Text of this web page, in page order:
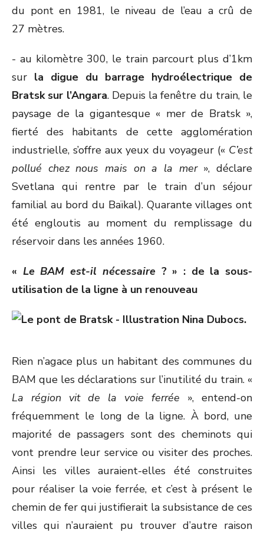
du pont en 1981, le niveau de l’eau a crû de
27 mètres.
- au kilomètre 300, le train parcourt plus d’1km
sur la digue du barrage hydroélectrique de
Bratsk sur l’Angara. Depuis la fenêtre du train, le
paysage de la gigantesque « mer de Bratsk »,
fierté des habitants de cette agglomération
industrielle, s’offre aux yeux du voyageur (« C’est
pollué chez nous mais on a la mer», déclare
Svetlana qui rentre par le train d’un séjour
familial au bord du Baïkal). Quarante villages ont
été engloutis au moment du remplissage du
réservoir dans les années 1960.
« Le BAM est-il nécessaire? » : de la sous-
utilisation de la ligne à un renouveau
Rien n’agace plus un habitant des communes du
BAM que les déclarations sur l’inutilité du train. «
La région vit de la voie ferrée », entend-on
fréquemment le long de la ligne. À bord, une
majorité de passagers sont des cheminots qui
vont prendre leur service ou visiter des proches.
Ainsi les villes auraient-elles été construites
pour réaliser la voie ferrée, et c’est à présent le
chemin de fer qui justifierait la subsistance de ces
villes qui n’auraient pu trouver d’autre raison